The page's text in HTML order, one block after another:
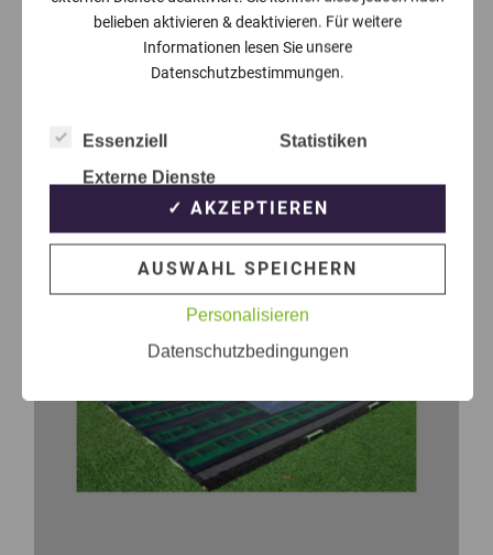
belieben aktivieren & deaktivieren. Für weitere
Informationen lesen Sie unsere
Datenschutzbestimmungen.
Essenziell
Statistiken
Externe Dienste
✓ AKZEPTIEREN
AUSWAHL SPEICHERN
Personalisieren
Datenschutzbedingungen